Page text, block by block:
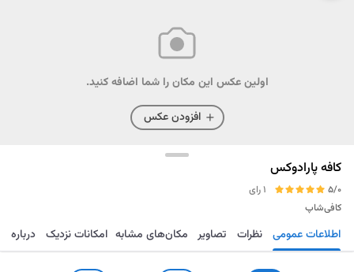
اولین عکس این مکان را شما اضافه کنید.
افزودن عکس
کافه پارادوکس
5/0
1 رای
کافی‌شاپ
مسیریابی ذخیره ارسال اطلاعات عمومی نظرات تصاویر مکان‌های مشابه امکانات نزدیک درباره